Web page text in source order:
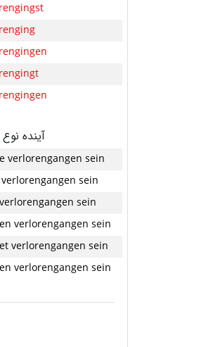
آینده نوع 2
verlorengangen sein
sein
sein
verlorengangen sein
verlorengangen sein
verlorengangen sein